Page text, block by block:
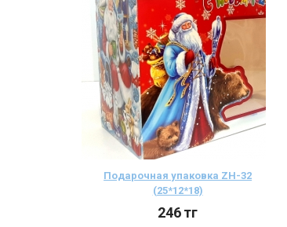
Подарочная упаковка ZH-32
(25*12*18)
246тг